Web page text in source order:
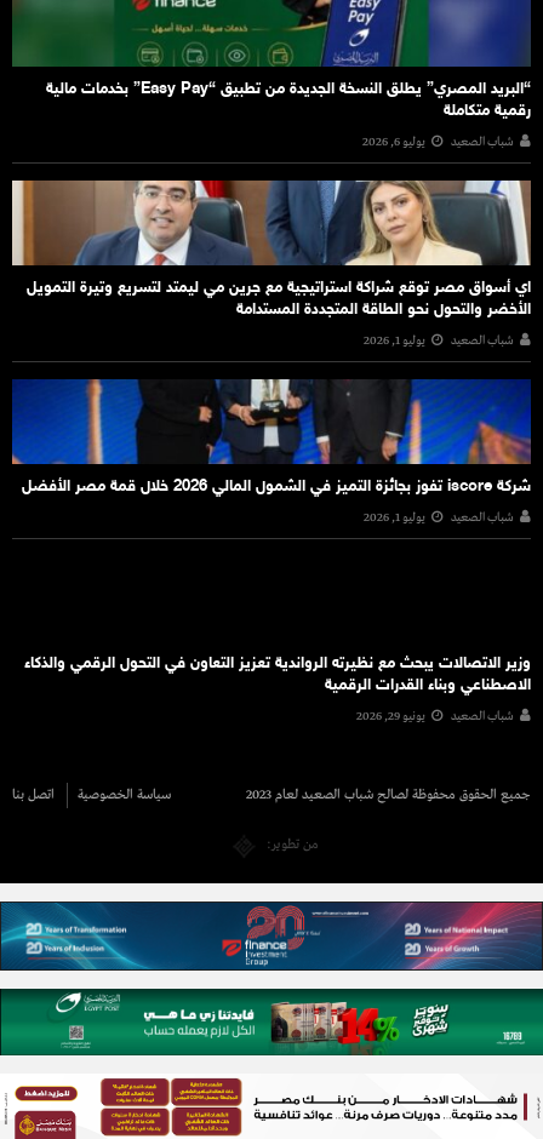
“البريد المصري” يطلق النسخة الجديدة من تطبيق “Easy Pay” بخدمات مالية
رقمية متكاملة
شباب الصعيد يوليو 6, 2026
اي أسواق مصر توقع شراكة استراتيجية مع جرين مي ليمتد لتسريع وتيرة التمويل
الأخضر والتحول نحو الطاقة المتجددة المستدامة
شباب الصعيد يوليو 1, 2026
شركة iscore تفوز بجائزة التميز في الشمول المالي 2026 خلال قمة مصر الأفضل
شباب الصعيد يوليو 1, 2026
وزير الاتصالات يبحث مع نظيرته الرواندية تعزيز التعاون في التحول الرقمي والذكاء
الاصطناعي وبناء القدرات الرقمية
شباب الصعيد يونيو 29, 2026
جميع الحقوق محفوظة لصالح شباب الصعيد لعام 2023 سياسة الخصوصية اتصل بنا
من تطوير: